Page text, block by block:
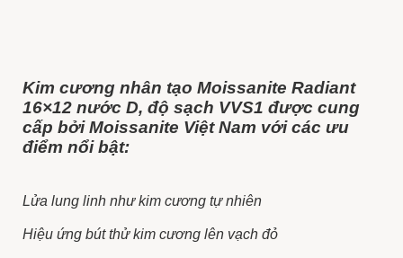
Kim cương nhân tạo Moissanite Radiant
16×12 nước D, độ sạch VVS1 được cung
cấp bởi Moissanite Việt Nam với các ưu
điểm nổi bật:
Lửa lung linh như kim cương tự nhiên
Hiệu ứng bút thử kim cương lên vạch đỏ